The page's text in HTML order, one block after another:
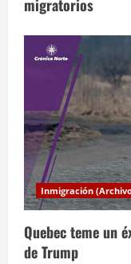
n
a
d
a
s
migratorios
Inmigración
Quebec teme un
de Trump